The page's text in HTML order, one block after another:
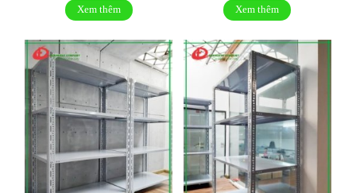
Xem thêm Xem thêm